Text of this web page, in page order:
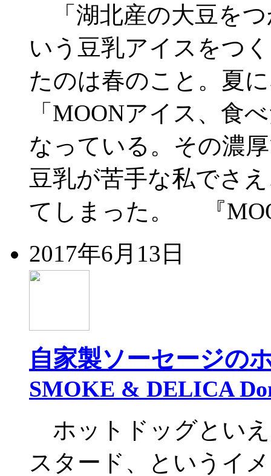
「湖北産の大豆をつ
いう豆乳アイスをつ
たのは春のこと。夏
「MOONアイス、食
なっている。その濃
豆乳が苦手な私でさ
てしまった。 『
2017年6月13日
自家製ソーセージの
SMOKE & DELICA
ホットドッグとい
スタード、というイ